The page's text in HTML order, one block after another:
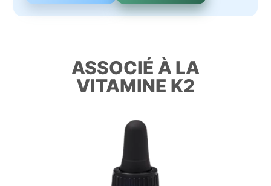
ASSOCIÉ À LA
VITAMINE K2